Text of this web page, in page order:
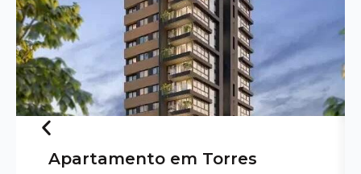
Apartamento em Torres